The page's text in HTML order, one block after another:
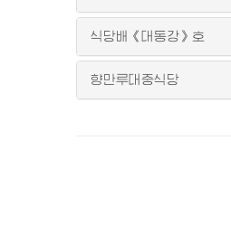
식당배《대동강》호
향만루대중식당